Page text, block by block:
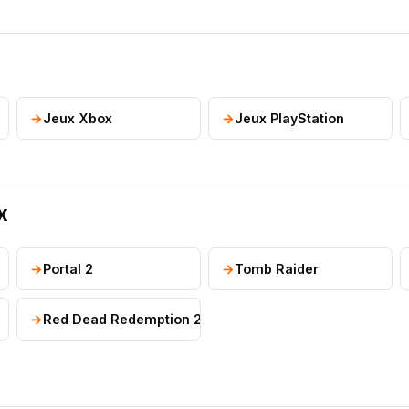
Jeux Xbox Jeux PlayStation
Portal 2 Tomb Raider
Red Dead Redemption 2